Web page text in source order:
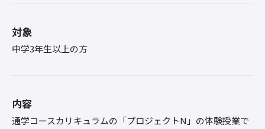
対象
中学3年生以上の方
内容
通学コースカリキュラムの「プロジェクトN」の体験授業で